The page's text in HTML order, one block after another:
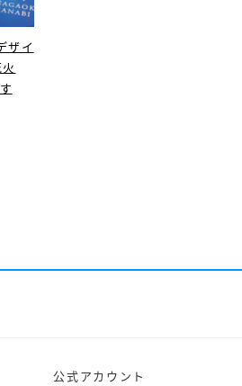
ザイ
公式アカウント